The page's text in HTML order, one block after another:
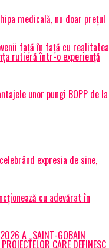
medicală, nu doar prețul
față în față cu realitatea
rutieră într-o experiență
unor pungi BOPP de la
expresia de sine,
cu adevărat în
A „SAINT-GOBAIN
CARE DEFINESC